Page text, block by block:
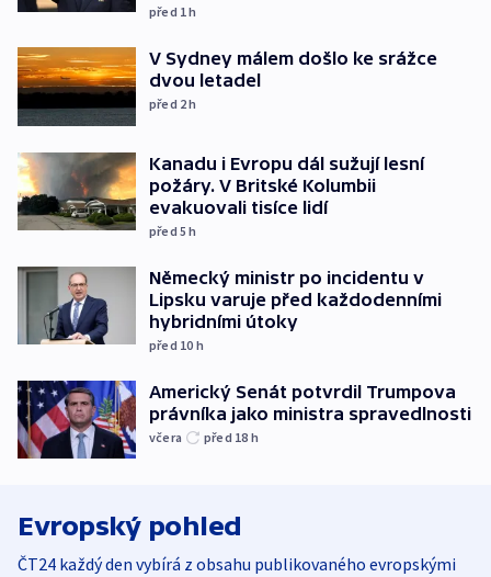
před 1h
V Sydney málem došlo ke srážce
dvou letadel
před 2h
Kanadu i Evropu dál sužují lesní
požáry. V Britské Kolumbii
evakuovali tisíce lidí
před 5h
Německý ministr po incidentu v
Lipsku varuje před každodenními
hybridními útoky
před 10 h
Americký Senát potvrdil Trumpova
právníka jako ministra spravedlnosti
včera před 18 h
Evropský pohled
ČT24 každý den vybírá z obsahu publikovaného evropskými